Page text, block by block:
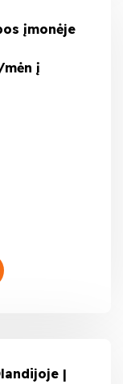
įmonėje
į
|